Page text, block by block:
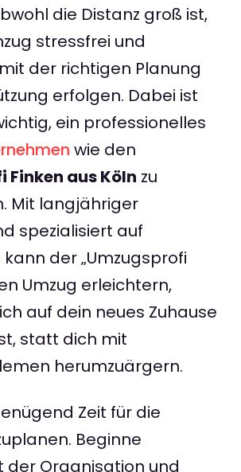
die Distanz groß ist,
stressfrei und
der richtigen Planung
erfolgen. Dabei ist
ein professionelles
wie den
Finken aus Köln zu
Mit langjähriger
spezialisiert auf
der „Umzugsprofi
Umzug erleichtern,
auf dein neues Zuhause
statt dich mit
herumzuärgern.
Zeit für die
Beginne
der Organisation und